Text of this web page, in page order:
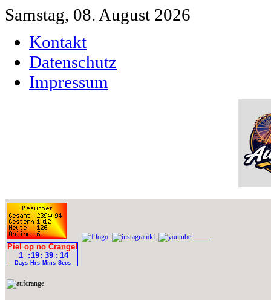
Samstag, 08. August 2026
Kontakt
Datenschutz
Impressum